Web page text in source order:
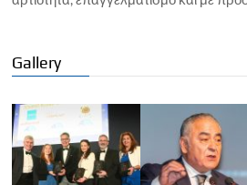
Gallery